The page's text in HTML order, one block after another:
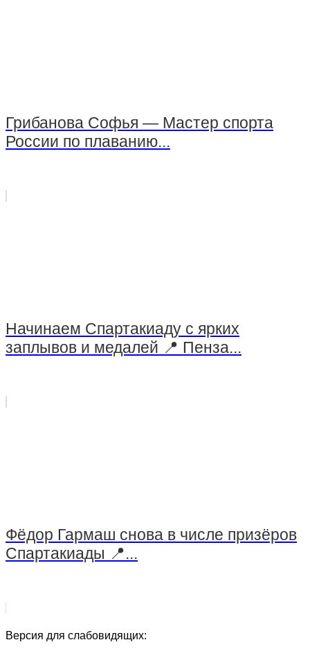
Грибанова Софья — Мастер спорта
России по плаванию...
Начинаем Спартакиаду с ярких
заплывов и медалей 📍 Пенза...
Фёдор Гармаш снова в числе призёров
Спартакиады 📍...
Версия для слабовидящих: